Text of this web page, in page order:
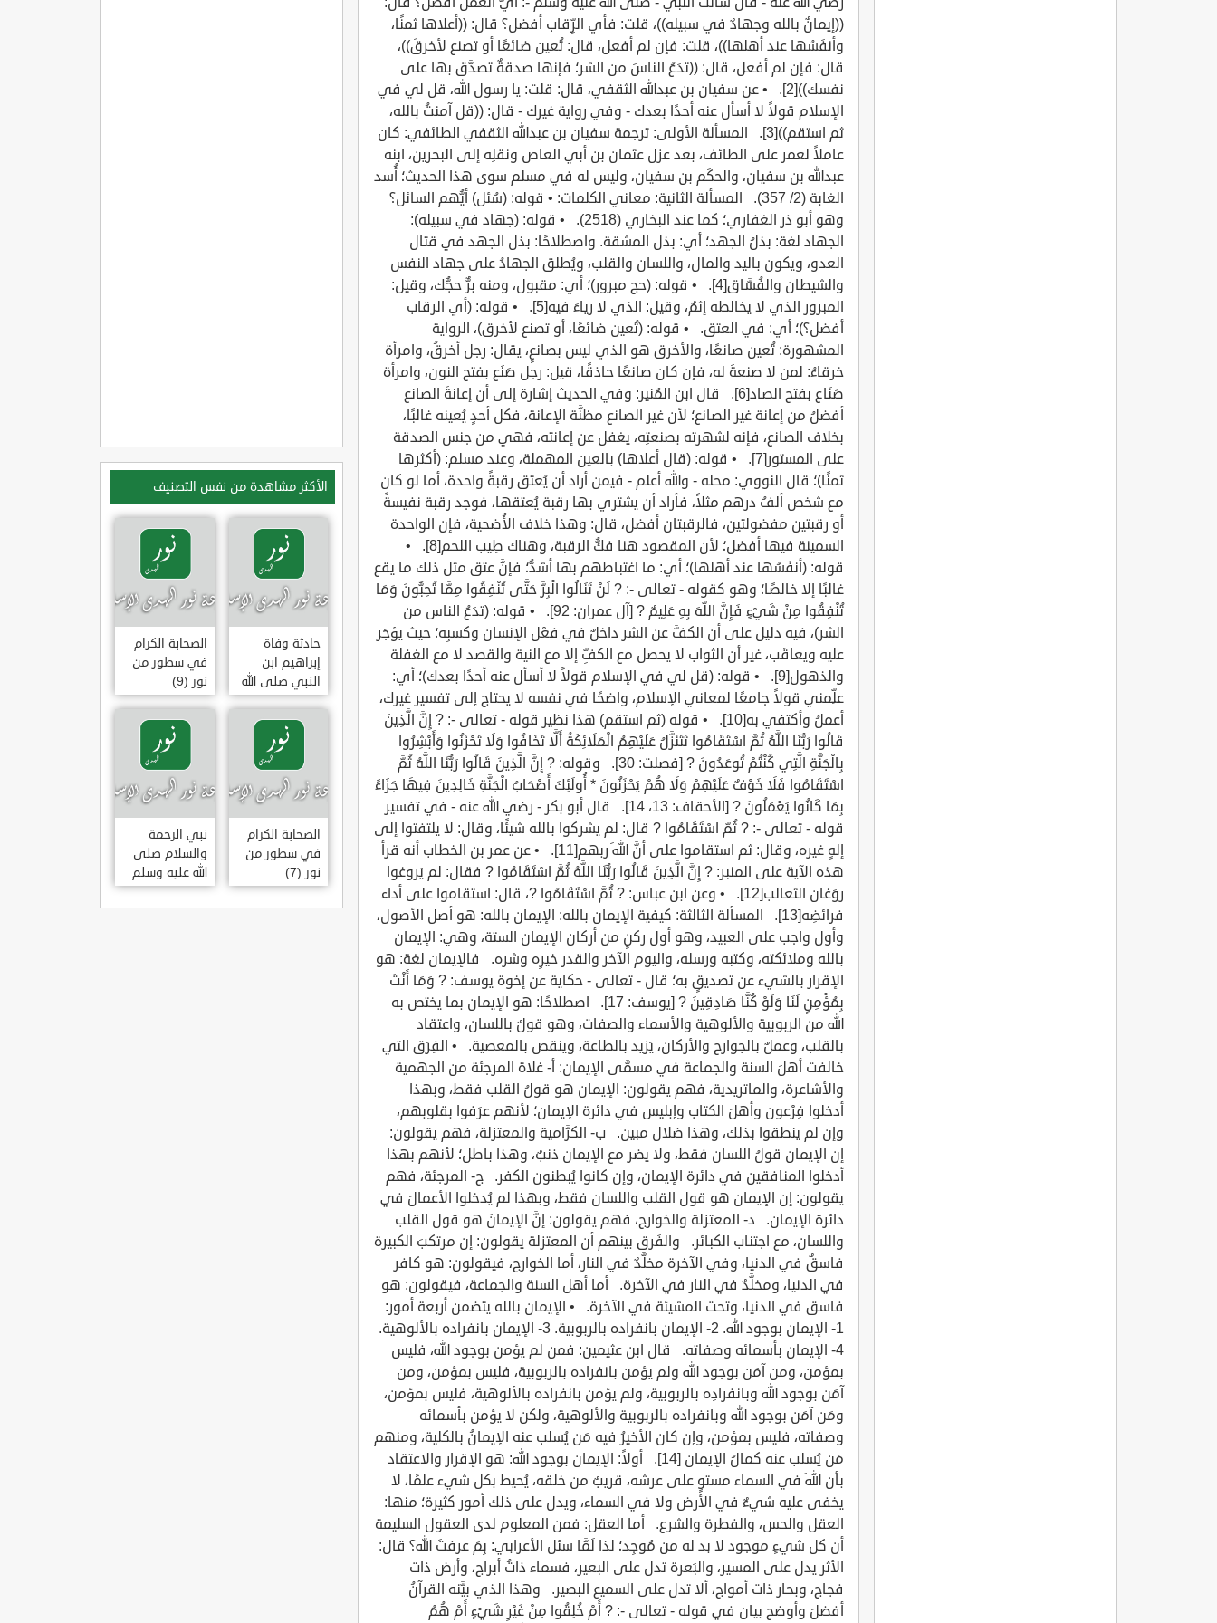
الأكثر مشاهدة من نفس التصنيف
حادثة وفاة
إبراهيم ابن
النبي صلى الله
عليه وسلم
(وقفة تأملية)
الصحابة الكرام
في سطور من
نور (9)
الصحابة الكرام
في سطور من
نور (7)
نبي الرحمة
والسلام صلى
الله عليه وسلم